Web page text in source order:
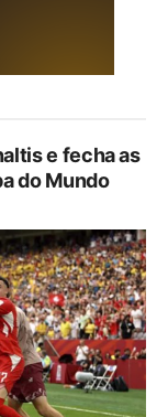
e fecha as
do Mundo